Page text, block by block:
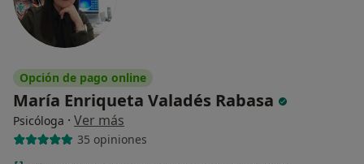
Opción de pago online
María Enriqueta Valadés Rabasa
Psicóloga · Ver más
35 opiniones